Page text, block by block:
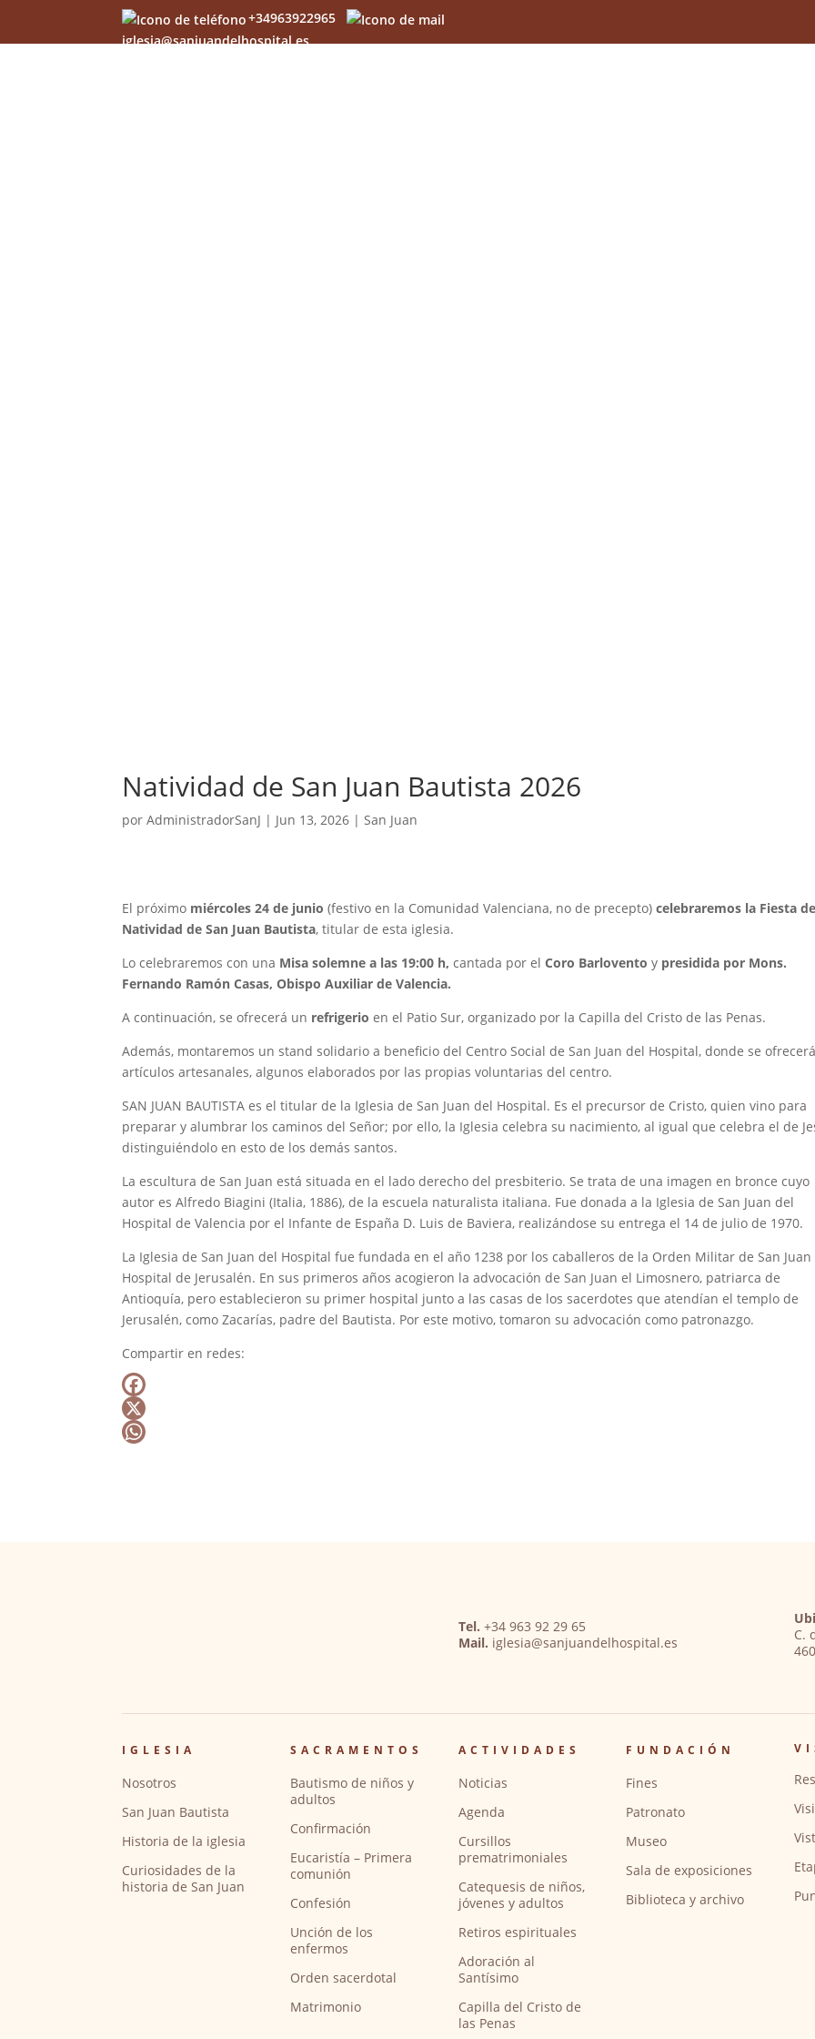
+34963922965
iglesia@sanjuandelhospital.es
Natividad de San Juan Bautista 2026
porAdministradorSanJ | Jun 13, 2026 | San Juan
El próximo miércoles 24 de junio (festivo en la Comunidad Valenciana, no de precepto)celebraremos la Fiesta
Natividad de San Juan Bautista, titular de esta iglesia.
Lo celebraremos con una Misa solemne a las 19:00 h, cantada por elCoro Barlovento y presidida por Mons.
Fernando Ramón Casas, Obispo Auxiliar de Valencia.
A continuación, se ofrecerá un refrigerioen el Patio Sur, organizado por la Capilla del Cristo de las Penas.
Además, montaremos un stand solidario a beneficio del Centro Social de San Juan del Hospital, donde se
artículos artesanales, algunos elaborados por las propias voluntarias del centro.
SAN JUAN BAUTISTA es el titular de la Iglesia de San Juan del Hospital. Es el precursor de Cristo, quien vino para
preparar y alumbrar los caminos del Señor; por ello, la Iglesia celebra su nacimiento, al igual que celebra el de
distinguiéndolo en esto de los demás santos.
La escultura de San Juan está situada en el lado derecho del presbiterio. Se trata de una imagen en bronce cuyo
autor es Alfredo Biagini (Italia, 1886), de la escuela naturalista italiana. Fue donada a la Iglesia de San Juan del
Hospital de Valencia por el Infante de España D. Luis de Baviera, realizándose su entrega el 14 de julio de 1970.
La Iglesia de San Juan del Hospital fue fundada en el año 1238 por los caballeros de la Orden Militar de San Juan
Hospital de Jerusalén. En sus primeros años acogieron la advocación de San Juan el Limosnero, patriarca de
Antioquía, pero establecieron su primer hospital junto a las casas de los sacerdotes que atendían el templo de
Jerusalén, como Zacarías, padre del Bautista. Por este motivo, tomaron su advocación como patronazgo.
Compartir en redes:
F
a
X
Tel. +34 963 92 29 65
Mail. iglesia@sanjuandelhospital.es
C.
IGLESIA
Nosotros
San Juan Bautista
Historia de la iglesia
Curiosidades de la
historia de San Juan
SACRAMENTOS
Bautismo de niños y
adultos
Confirmación
Eucaristía – Primera
comunión
Confesión
Unción de los
enfermos
Orden sacerdotal
Matrimonio
ACTIVIDADES
Noticias
Agenda
Cursillos
prematrimoniales
Catequesis de niños,
jóvenes y adultos
Retiros espirituales
Adoración al
Santísimo
Capilla del Cristo de
las Penas
FUNDACIÓN
Fines
Patronato
Museo
Sala de exposiciones
Biblioteca y archivo